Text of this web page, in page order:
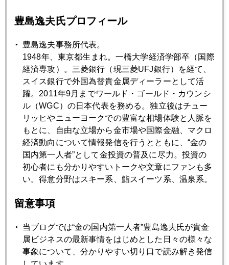
パウエル議長はレームダック化、ＮＹ市場の認識
2025年08月26日
ステーブルコインと金
2025年08月25日
ジャクソンホールでのパウエル講演後、金急騰だが。。。
2025年08月22日
2025年08月21日
札幌は ちょっぴり 秋の気配
豊島逸夫氏プロフィール
豊島逸夫事務所代表。
1948年、東京都生まれ。一橋大学経済学部卒（国際
経済専攻）。三菱銀行（現三菱UFJ銀行）を経て、
スイス銀行で外国為替貴金属ディーラーとして活
躍。2011年9月までワールド・ゴールド・カウンシ
ル（WGC）の日本代表を務める。独立後はチュー
リッヒやニューヨークでの豊富な相場体験と人脈を
もとに、自由な立場から金市場や国際金融、マクロ
経済動向について情報発信を行うとともに、“金の
国内第一人者”として金投資の普及に尽力。投資の
初心者にも分かりやすいトークや文章にファンも多
い。得意分野はスキー系、鮨スイーツ系、温泉系。
留意事項
当ブログでは“金の国内第一人者”豊島逸夫氏が貴金
属ビジネスの最新事情をはじめとした日々の様々な
事象について、分かりやすい切り口で読み解き発信